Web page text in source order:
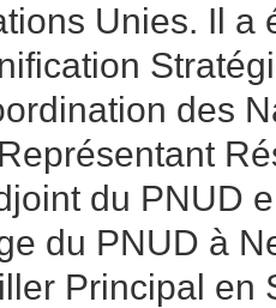
Unies. Il a
des
du PNUD
du PNUD à
Principal en